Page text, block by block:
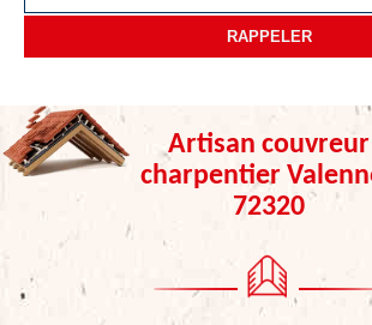
Artisan couvreur
charpentier
72320